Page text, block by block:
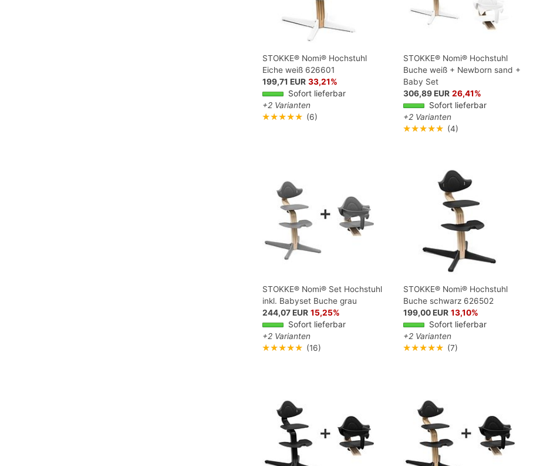
STOKKE® Nomi® Hochstuhl
Eiche weiß 626601
199,71 EUR 33,21%
Sofort lieferbar
+2 Varianten
★★★★★ (6)
STOKKE® Nomi® Hochstuhl
Buche weiß + Newborn sand +
Baby Set
306,89 EUR 26,41%
Sofort lieferbar
+2 Varianten
★★★★★ (4)
STOKKE® Nomi® Set Hochstuhl
inkl. Babyset Buche grau
244,07 EUR 15,25%
Sofort lieferbar
+2 Varianten
★★★★★ (16)
STOKKE® Nomi® Hochstuhl
Buche schwarz 626502
199,00 EUR 13,10%
Sofort lieferbar
+2 Varianten
★★★★★ (7)